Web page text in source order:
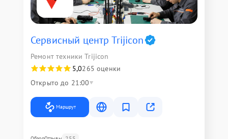
Сервисный центр Trijicon
Ремонт техники Trijicon
5,0265 оценки
Открыто до 21:00
Маршрут